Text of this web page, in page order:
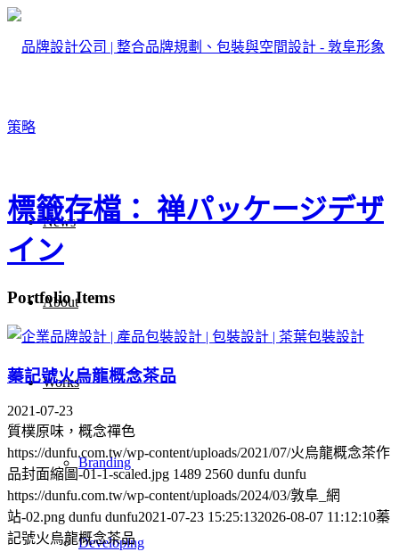
News
About
Works
Branding
Developing
標籤存檔： 禅パッケージデザ
イン
Portfolio Items
蓁記號火烏龍概念茶品
2021-07-23
質樸原味，概念禪色
https://dunfu.com.tw/wp-content/uploads/2021/07/火烏龍概念茶作
品封面縮圖-01-1-scaled.jpg 1489 2560 dunfu dunfu
https://dunfu.com.tw/wp-content/uploads/2024/03/敦阜_網
站-02.png dunfu dunfu2021-07-23 15:25:132026-08-07 11:12:10蓁
記號火烏龍概念茶品